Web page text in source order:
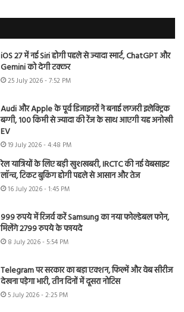
iOS 27 में नई Siri होगी पहले से ज्यादा स्मार्ट, ChatGPT और
Gemini को देगी टक्कर
25 July 2026 - 7:52 PM
Audi और Apple के पूर्व डिजाइनरों ने बनाई लग्जरी इलेक्ट्रिक
बग्गी, 100 किमी से ज्यादा की रेंज के साथ आएगी यह अनोखी
EV
19 July 2026 - 4:48 PM
रेल यात्रियों के लिए बड़ी खुशखबरी, IRCTC की नई वेबसाइट
लॉन्च, टिकट बुकिंग होगी पहले से आसान और तेज
16 July 2026 - 1:45 PM
999 रुपये में रिजर्व करें Samsung का नया फोल्डेबल फोन,
मिलेंगे 2799 रुपये के फायदे
8 July 2026 - 5:54 PM
Telegram पर सरकार का बड़ा एक्शन, फिल्में और वेब सीरीज
देखना पड़ेगा भारी, तीन दिनों में दूसरा नोटिस
5 July 2026 - 2:25 PM